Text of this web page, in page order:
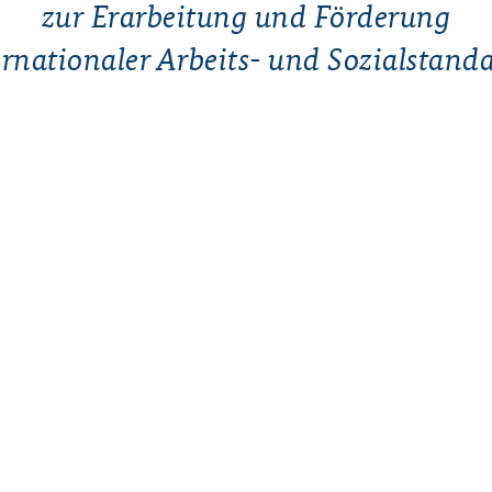
zur Erarbeitung und Förderung
Arbeits- und